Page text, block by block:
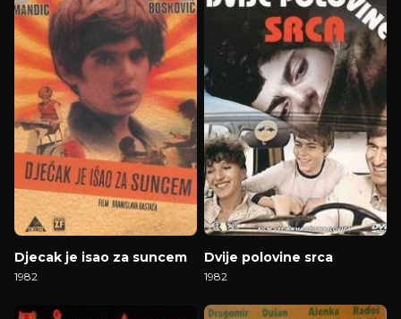
Djecak je isao za suncem
1982
Dvije polovine srca
1982